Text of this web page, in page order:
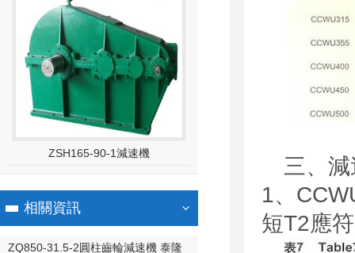
ZSH165-90-1減速機
相關資訊
ZQ850-31.5-2圓柱齒輪減速機 泰隆
三、
1、
短T2應